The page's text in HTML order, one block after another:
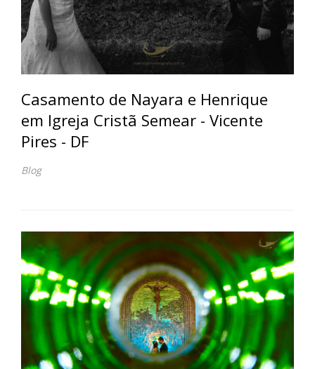
Casamento de Nayara e Henrique
em Igreja Cristã Semear - Vicente
Pires - DF
Blog